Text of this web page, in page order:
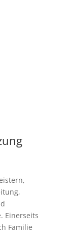
Einerseits
Familie